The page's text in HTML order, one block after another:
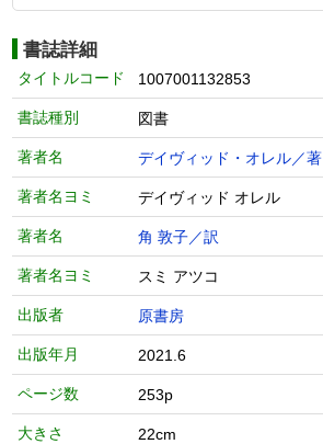
書誌詳細
タイトルコード 1007001132853
書誌種別 図書
著者名 デイヴィッド・オレル／著
著者名ヨミ デイヴィッド オレル
著者名 角 敦子／訳
著者名ヨミ スミ アツコ
出版者 原書房
出版年月 2021.6
ページ数 253p
大きさ 22cm